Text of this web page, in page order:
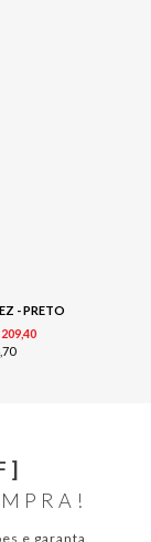
- PRETO
20940
70
e garanta